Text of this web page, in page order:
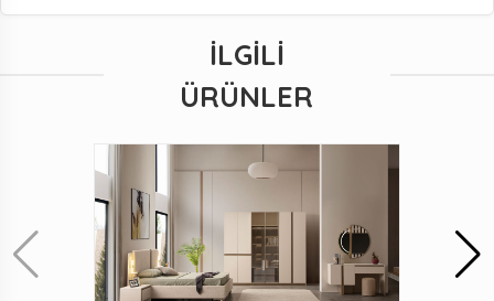
İLGILI
ÜRÜNLER